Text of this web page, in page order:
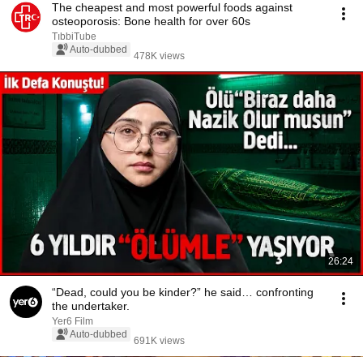
The cheapest and most powerful foods against
osteoporosis: Bone health for over 60s
TıbbiTube
Auto-dubbed
478K views
26:24
“Dead, could you be kinder?” he said… confronting
the undertaker.
Yer6 Film
Auto-dubbed
691K views